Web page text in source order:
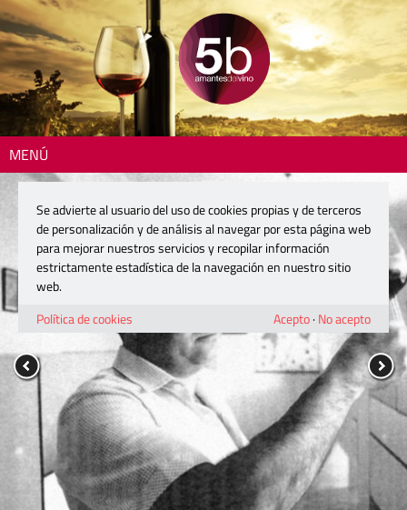
MENÚ
Se advierte al usuario del uso de cookies propias y de terceros
de personalización y de análisis al navegar por esta página web
para mejorar nuestros servicios y recopilar información
estrictamente estadística de la navegación en nuestro sitio
web.
Política de cookies
Acepto· No acepto